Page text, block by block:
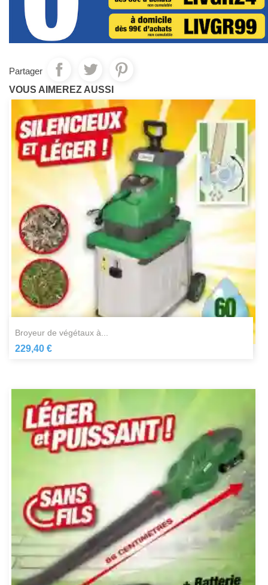
Partager
VOUS AIMEREZ AUSSI
broyeur de végétaux à...
229,40 €